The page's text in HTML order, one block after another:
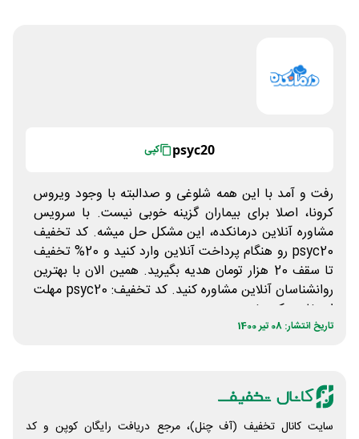
psyc20 کپی
رفت و آمد با این همه شلوغی و صدالبته با وجود ویروس
کرونا، اصلا برای بیماران گزینه خوبی نیست. با سرویس
مشاوره آنلاین درمانکده، این مشکل حل میشه. کد تخفیف
psyc20 رو هنگام پرداخت آنلاین وارد کنید و 20% تخفیف
تا سقف 20 هزار تومان هدیه بگیرید. همین الان با بهترین
روانشناسان آنلاین مشاوره کنید. کد تخفیف: psyc20 مهلت
استفاده یک هفته
تاریخ انتشار: 08 تیر 1400
سایت کانال تخفیف (آف چنل)، مرجع دریافت رایگان کوپن و کد